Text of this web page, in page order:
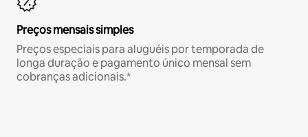
Preços mensais simples
Preços especiais para aluguéis por temporada de
longa duração e pagamento único mensal sem
cobranças adicionais.*